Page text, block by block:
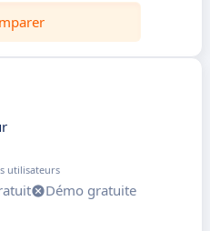
utilisateurs
Démo gratuite